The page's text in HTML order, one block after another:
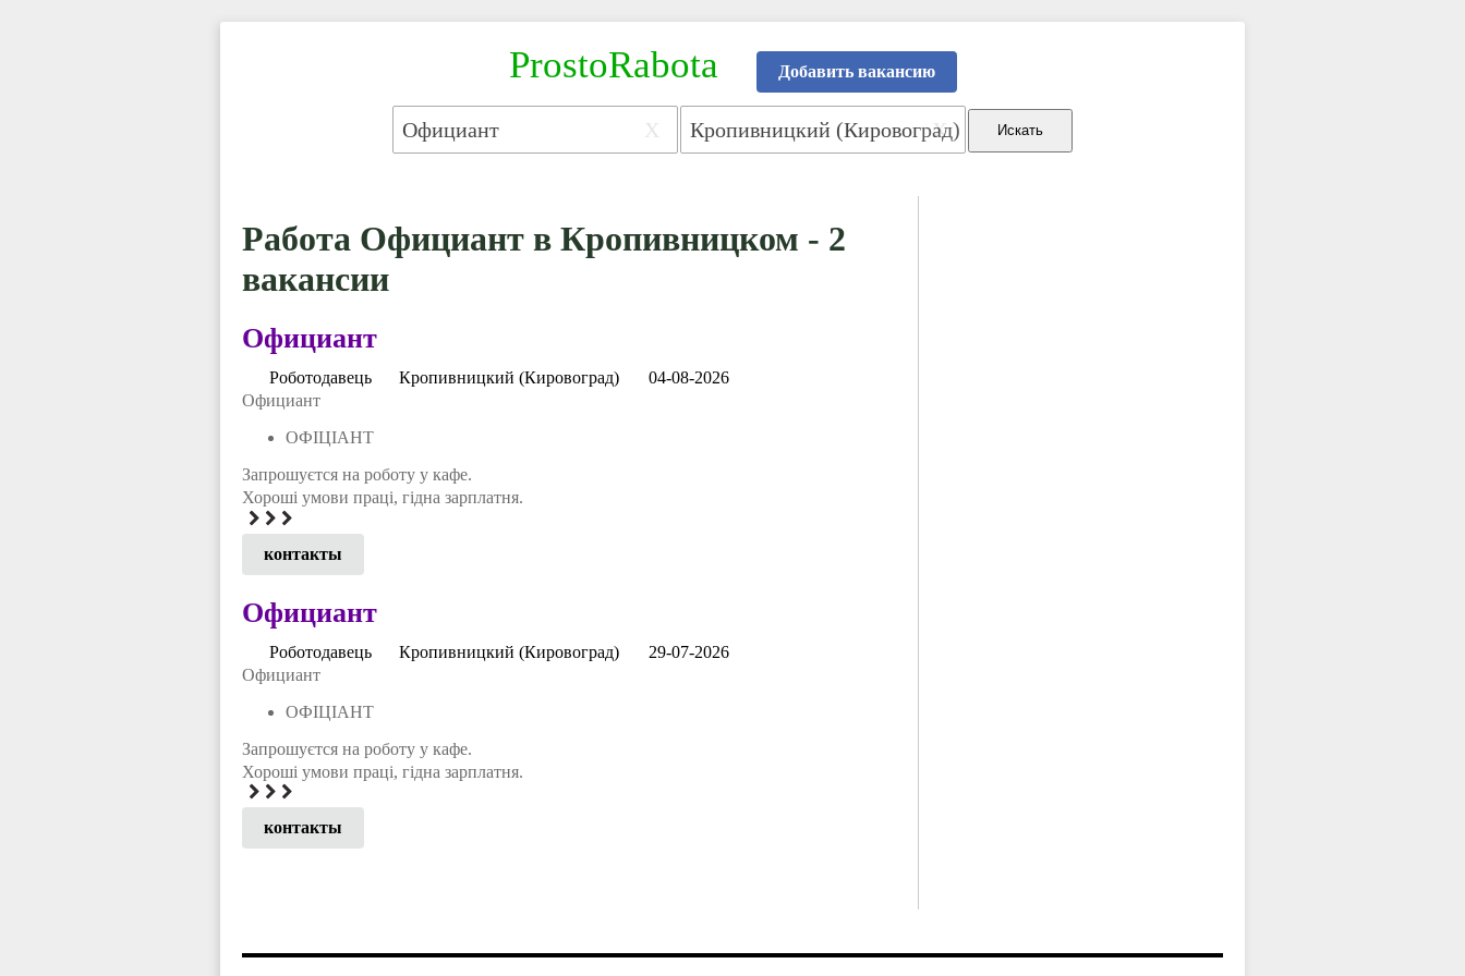
ProstoRabota Добавить вакансию
X X
Работа Официант в Кропивницком - 2
вакансии
Официант
Роботодавeць Кропивницкий (Кировоград)
04-08-2026
Официант
ОФІЦІАНТ
Запрошуєтся на роботу у кафе.
Хороші умови праці, гідна зарплатня.
контакты
Официант
Роботодавeць Кропивницкий (Кировоград)
29-07-2026
Официант
ОФІЦІАНТ
Запрошуєтся на роботу у кафе.
Хороші умови праці, гідна зарплатня.
контакты